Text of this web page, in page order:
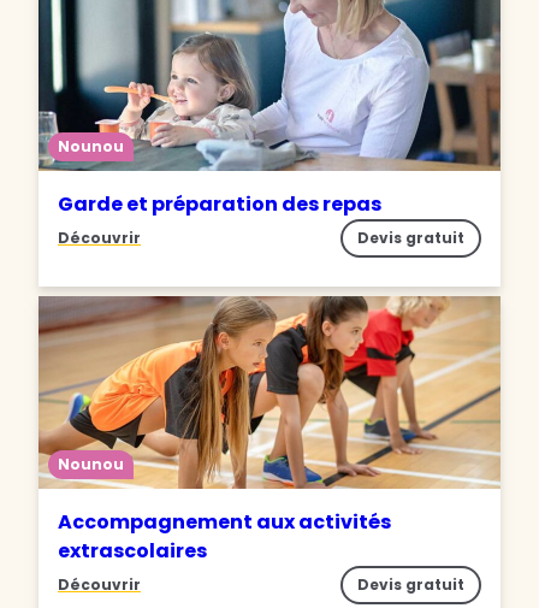
Nounou
Garde et préparation des repas
Découvrir Devis gratuit
Nounou
Accompagnement aux activités
extrascolaires
Découvrir Devis gratuit